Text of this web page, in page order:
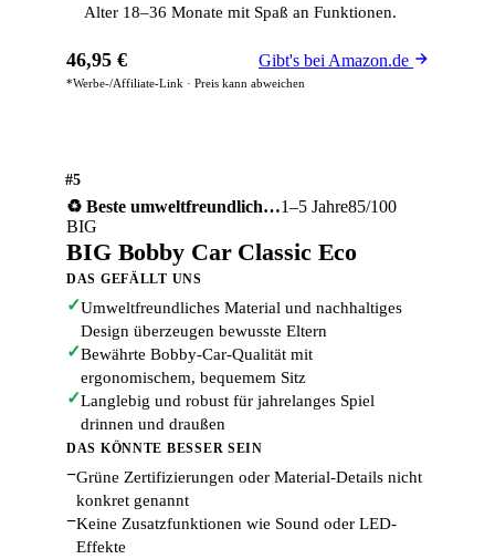
Alter 18–36 Monate mit Spaß an Funktionen.
46,95 € Gibt's bei Amazon.de
*Werbe-/Affiliate-Link · Preis kann abweichen
#5
♻️ Beste umweltfreundlich…1–5 Jahre85/100
BIG
BIG Bobby Car Classic Eco
DAS GEFÄLLT UNS
✓Umweltfreundliches Material und nachhaltiges
Design überzeugen bewusste Eltern
✓Bewährte Bobby-Car-Qualität mit
ergonomischem, bequemem Sitz
✓Langlebig und robust für jahrelanges Spiel
drinnen und draußen
DAS KÖNNTE BESSER SEIN
−Grüne Zertifizierungen oder Material-Details nicht
konkret genannt
−Keine Zusatzfunktionen wie Sound oder LED-
Effekte